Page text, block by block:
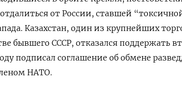
от России, ставшей
Казахстан, один из крупнейших
бывшего СССР, отказался поддержать
подписал соглашение об обмене
НАТО.